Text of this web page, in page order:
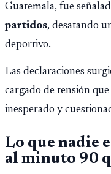
Guatemala, fue
partidos, desatando
deportivo.
Las declaraciones
cargado de tensión
inesperado y
Lo que nadie
al minuto 90